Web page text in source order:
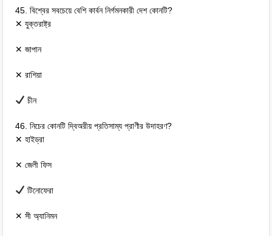
45. বিশ্বের সবচেয়ে বেশি কার্বন নির্গমনকারী দেশ কোনটি?
✕ যুক্তরাষ্ট্র
✕ জাপান
✕ রাশিয়া
চীন
46. নিচের কোনটি দ্বিঅরীয় প্রতিসাম্য প্রাণীর উদাহরণ?
✕ হাইড্রা
✕ জেলী ফিস
টিনোফেরা
✕ সী অ্যানিমন